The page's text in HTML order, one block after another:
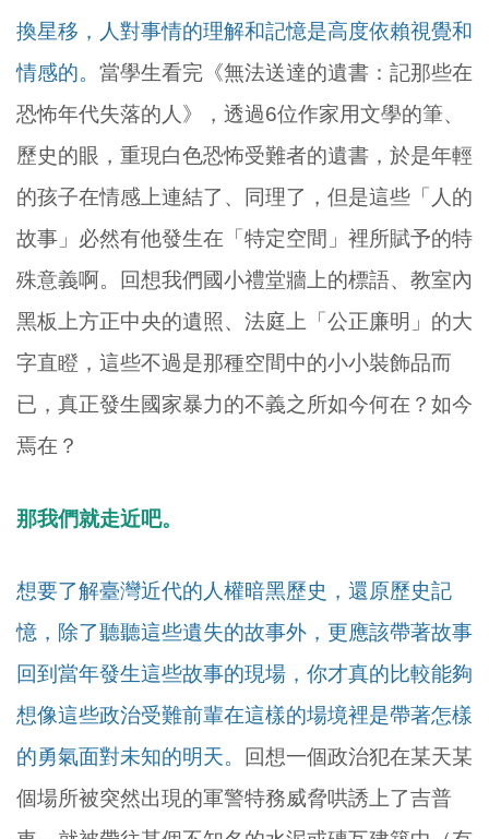
換星移，人對事情的理解和記憶是高度依賴視覺和
情感的。 當學生看完《無法送達的遺書：記那些在
恐怖年代失落的人》，透過6位作家用文學的筆、
歷史的眼，重現白色恐怖受難者的遺書，於是年輕
的孩子在情感上連結了、同理了，但是這些「人的
故事」必然有他發生在「特定空間」裡所賦予的特
殊意義啊。回想我們國小禮堂牆上的標語、教室內
黑板上方正中央的遺照、法庭上「公正廉明」的大
字直瞪，這些不過是那種空間中的小小裝飾品而
已，真正發生國家暴力的不義之所如今何在？如今
焉在？
那我們就走近吧。
想要了解臺灣近代的人權暗黑歷史，還原歷史記
憶，除了聽聽這些遺失的故事外，更應該帶著故事
回到當年發生這些故事的現場，你才真的比較能夠
想像這些政治受難前輩在這樣的場境裡是帶著怎樣
的勇氣面對未知的明天。
回想一個政治犯在某天某
個場所被突然出現的軍警特務威脅哄誘上了吉普